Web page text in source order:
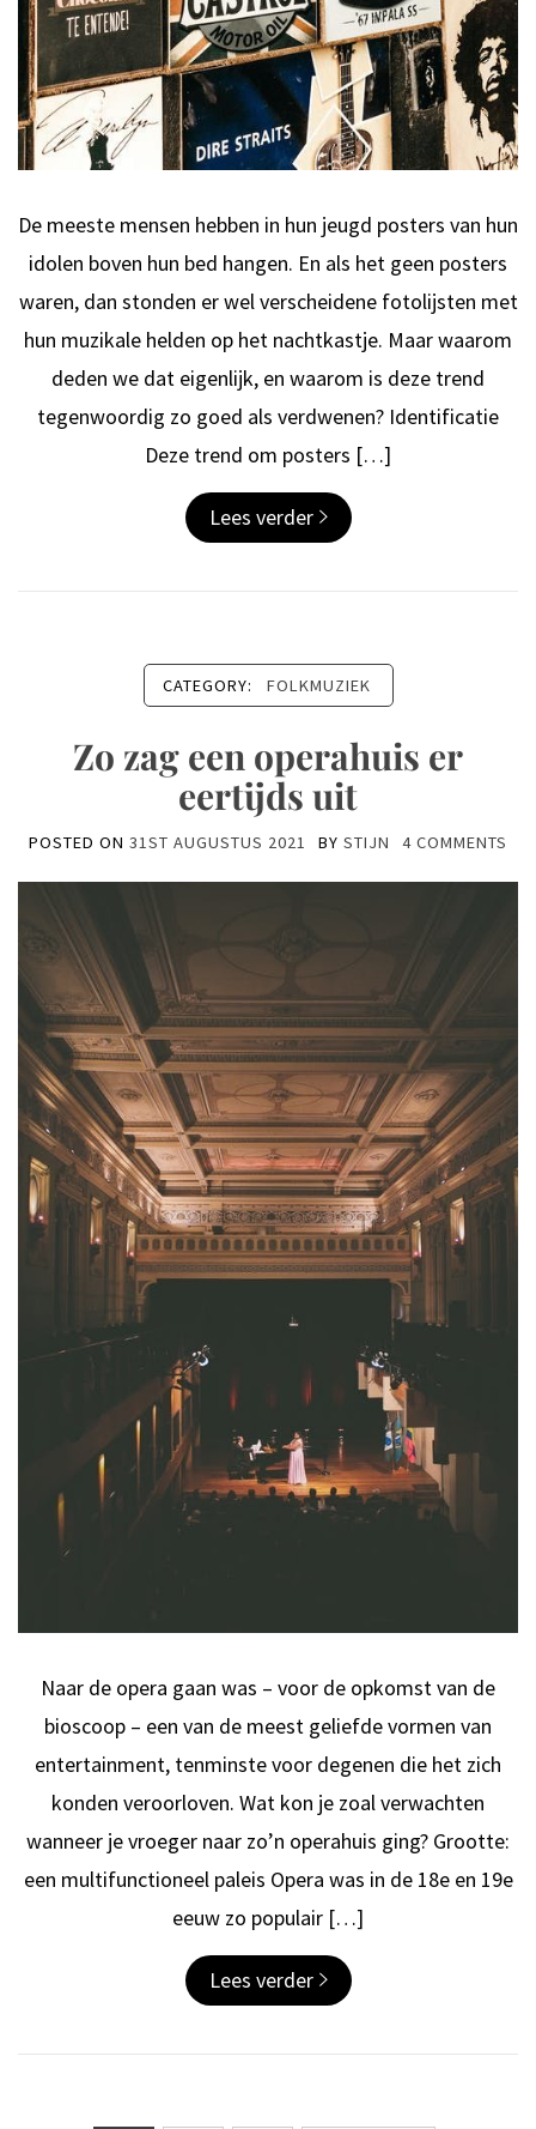
De meeste mensen hebben in hun jeugd posters van hun
idolen boven hun bed hangen. En als het geen posters
waren, dan stonden er wel verscheidene fotolijsten met
hun muzikale helden op het nachtkastje. Maar waarom
deden we dat eigenlijk, en waarom is deze trend
tegenwoordig zo goed als verdwenen? Identificatie
Deze trend om posters […]
Lees verder
CATEGORY: FOLKMUZIEK
Zo zag een operahuis er
eertijds uit
POSTED ON 31ST AUGUSTUS 2021 BY STIJN 4 COMMENTS
Naar de opera gaan was – voor de opkomst van de
bioscoop – een van de meest geliefde vormen van
entertainment, tenminste voor degenen die het zich
konden veroorloven. Wat kon je zoal verwachten
wanneer je vroeger naar zo’n operahuis ging? Grootte:
een multifunctioneel paleis Opera was in de 18e en 19e
eeuw zo populair […]
Lees verder